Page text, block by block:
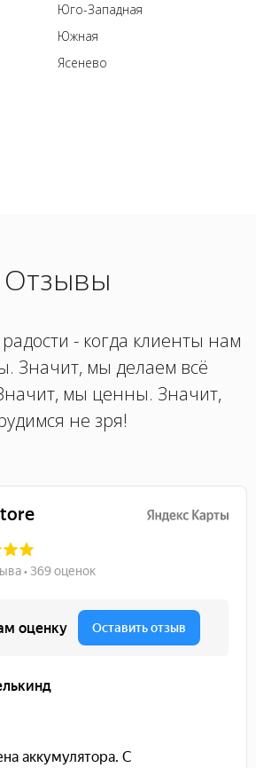
Юго-Западная
Южная
Ясенево
Отзывы
- когда клиенты нам
Значит, мы делаем всё
мы ценны. Значит,
не зря!